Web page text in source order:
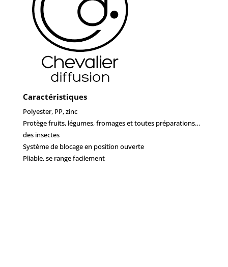
Caractéristiques
Polyester, PP, zinc
Protège fruits, légumes, fromages et toutes préparations…
des insectes
Système de blocage en position ouverte
Pliable, se range facilement